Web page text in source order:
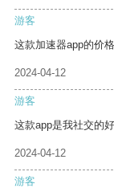
游客
这款加速器app的价
2024-04-12
游客
这款app是我社交的
2024-04-12
游客